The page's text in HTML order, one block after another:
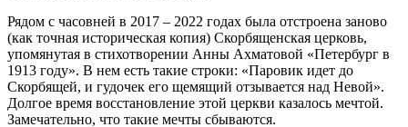
Рядом с часовней в 2017 – 2022 годах была отстроена заново
(как точная историческая копия) Скорбященская церковь,
упомянутая в стихотворении Анны Ахматовой «Петербург в
1913 году». В нем есть такие строки: «Паровик идет до
Скорбящей, и гудочек его щемящий отзывается над Невой».
Долгое время восстановление этой церкви казалось мечтой.
Замечательно, что такие мечты сбываются.